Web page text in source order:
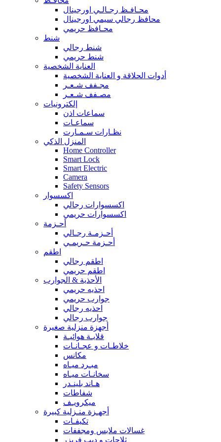
محـافـظ رجـالـي اورجينال
محافظ رجالي سيمي اورجينال
محـافظ حريمي
شنط
شنط رجالي
شنط حريمي
العناية الشخصية
أدوات الحلاقة و العناية الشخصية
مجـفف شـعـر
مصـفف شـعـر
إلكترونيات
سماعات اذن
سماعـات
نظـارات سـمـارت
المنزل الذكي
Home Controller
Smart Lock
Smart Electric
Camera
Safety Sensors
اكسسوار
اكسسوارات رجالي
اكسسوارات حريمي
أحـزمة
أحـزمـة رجـالي
أحـزمة حـريمـي
اطقم
اطقم رجالي
اطقم حريمي
الأحذية & الجوارب
احذيه حريمي
جوارب حريمي
احذيه رجالي
جوارب رجالي
أجهزة منزلية صغيرة
قلايـة هوائيـة
خلاطـات و عجـانـات
مكانس
مبـرد ميـاه
سخانـات ميـاه
هـاند بلينـدر
شفاطات
ميكرويـف
أجهـزة منـزلية كبيرة
تكيفـات
غسالات ملابس ومجففات
ثلاجات و ديب فريزر